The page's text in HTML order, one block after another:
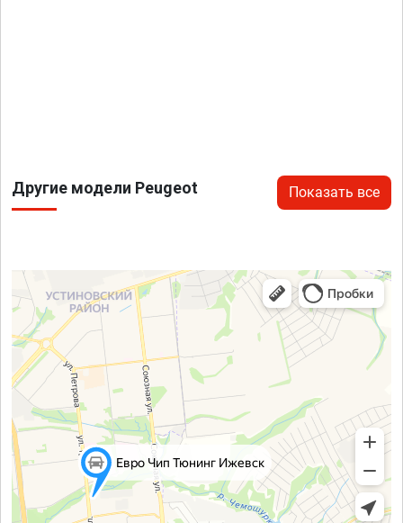
Другие модели Peugeot Показать все